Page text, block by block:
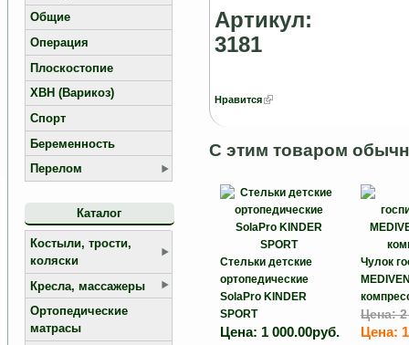
Общие
Операция
Плоскостопие
ХВН (Варикоз)
Спорт
Беременность
Перелом
Каталог
Костыли, трости,
коляски
Кресла, массажеры
Ортопедические
матрасы
Артикул:
3181
Нравится
С этим товаром
Стельки детские
ортопедические
SolaPro KINDER
SPORT
Цена: 1 000.00руб.
Чулок
Цена:
Цена: